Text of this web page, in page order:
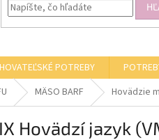
POTREBY
MÄSO BARF Hovädzie
Hovädzí jazyk